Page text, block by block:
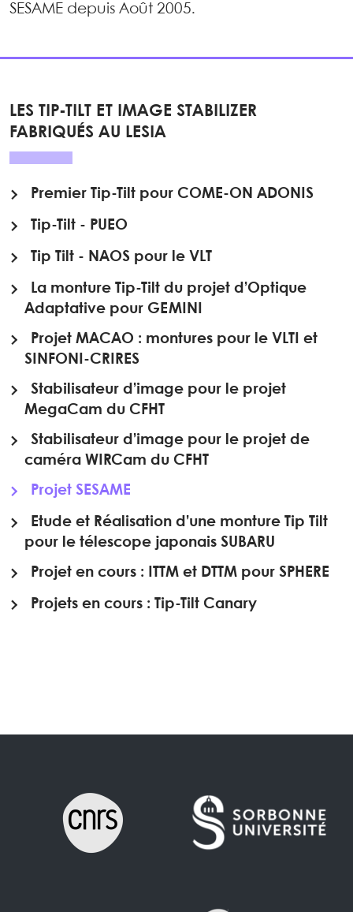
SESAME depuis Août 2005.
LES TIP-TILT ET IMAGE STABILIZER
FABRIQUÉS AU LESIA
Premier Tip-Tilt pour COME-ON ADONIS
Tip-Tilt - PUEO
Tip Tilt - NAOS pour le VLT
La monture Tip-Tilt du projet d’Optique
Adaptative pour GEMINI
Projet MACAO : montures pour le VLTI et
SINFONI-CRIRES
Stabilisateur d’image pour le projet
MegaCam du CFHT
Stabilisateur d’image pour le projet de
caméra WIRCam du CFHT
Projet SESAME
Etude et Réalisation d’une monture Tip Tilt
pour le télescope japonais SUBARU
Projet en cours : ITTM et DTTM pour SPHERE
Projets en cours : Tip-Tilt Canary